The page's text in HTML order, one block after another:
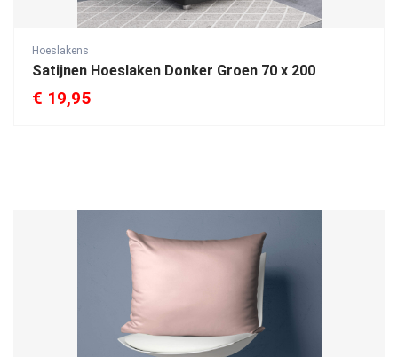
Hoeslakens
Satijnen Hoeslaken Donker Groen 70 x 200
€ 19,95